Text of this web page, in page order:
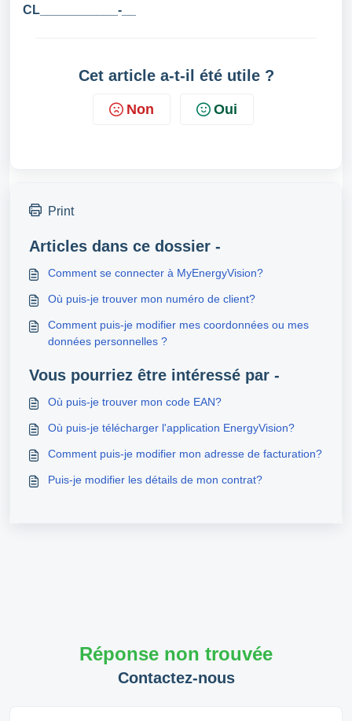
CL___________-__
Cet article a-t-il été utile ?
Non Oui
Print
Articles dans ce dossier -
Comment se connecter à MyEnergyVision?
Où puis-je trouver mon numéro de client?
Comment puis-je modifier mes coordonnées ou mes
données personnelles ?
Vous pourriez être intéressé par -
Où puis-je trouver mon code EAN?
Où puis-je télécharger l'application EnergyVision?
Comment puis-je modifier mon adresse de facturation?
Puis-je modifier les détails de mon contrat?
Réponse non trouvée
Contactez-nous